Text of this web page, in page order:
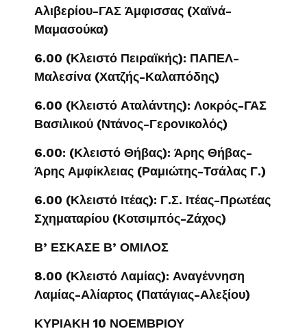
Αλιβερίου-ΓΑΣ Άμφισσας (Χαϊνά-
Μαμασούκα)
6.00 (Κλειστό Πειραϊκής): ΠΑΠΕΛ-
Μαλεσίνα (Χατζής-Καλαπόδης)
6.00 (Κλειστό Αταλάντης): Λοκρός-ΓΑΣ
Βασιλικού (Ντάνος-Γερονικολός)
6.00: (Κλειστό Θήβας): Άρης Θήβας-
Άρης Αμφίκλειας (Ραμιώτης-Τσάλας Γ.)
6.00 (Κλειστό Ιτέας): Γ.Σ. Ιτέας-Πρωτέας
Σχηματαρίου (Κοτσιμπός-Ζάχος)
Β’ ΕΣΚΑΣΕ Β’ ΟΜΙΛΟΣ
8.00 (Κλειστό Λαμίας): Αναγέννηση
Λαμίας-Αλίαρτος (Πατάγιας-Αλεξίου)
ΚΥΡΙΑΚΗ 10 ΝΟΕΜΒΡΙΟΥ